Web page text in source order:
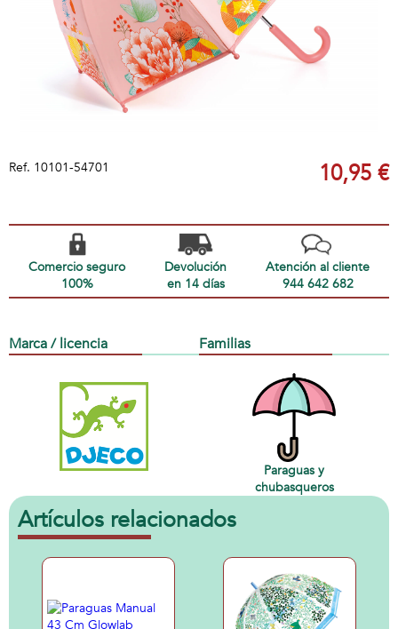
Ref. 10101-54701 10,95 €
Comercio seguro
100%
Devolución
en 14 días
Atención al cliente
944 642 682
Marca / licencia Familias
Paraguas y
chubasqueros
Artículos relacionados